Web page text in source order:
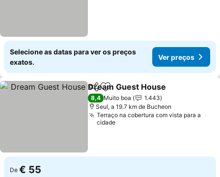
Selecione as datas para ver os preços
exatos.
Ver preços
PartilharAdicionar aos favoritos
Dream Guest House
8,4 Muito boa
1.443
Seul, a 19.7 km de Bucheon
Terraço na cobertura com vista para a
cidade
De € 55